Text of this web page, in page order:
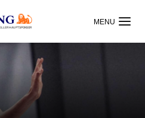
HAUPTSPONSOR